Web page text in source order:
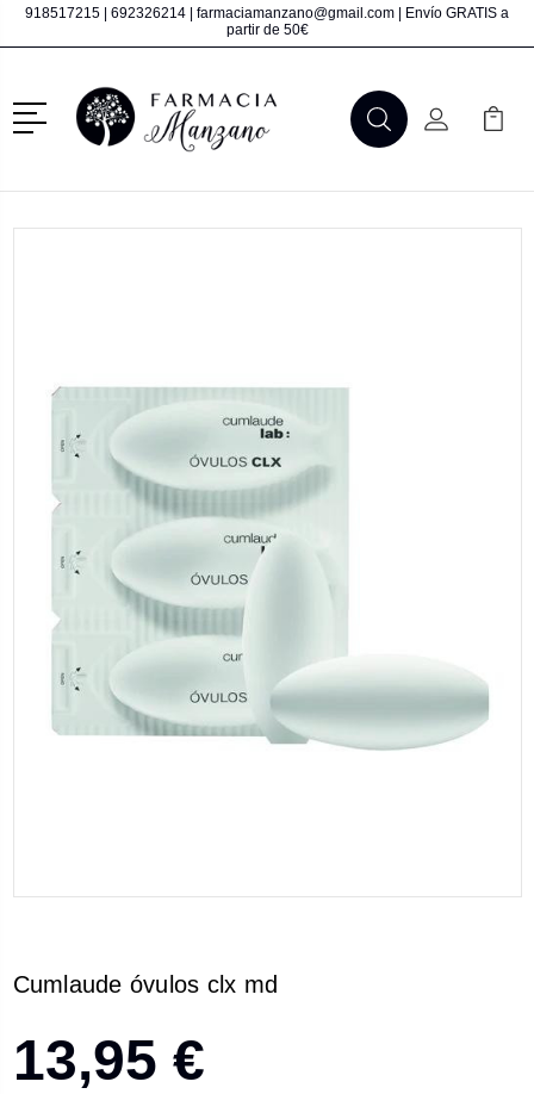
918517215 692326214 farmaciamanzano@gmail.com | Envío GRATIS a
partir de 50€
Menú
BuscarMi Cuenta
Mi
Cumlaude óvulos clx md
13,95 €